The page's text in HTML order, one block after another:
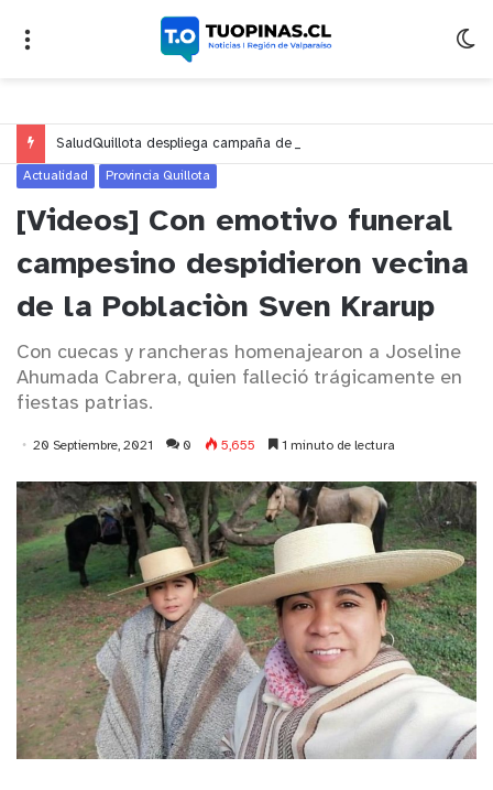
Actualidad Provincia Quillota
[Videos] Con emotivo funeral
campesino despidieron vecina
de la Poblaciòn Sven Krarup
Con cuecas y rancheras homenajearon a Joseline
Ahumada Cabrera, quien falleció trágicamente en
fiestas patrias.
20 Septiembre, 2021 0 5,655 1 minuto de lectura